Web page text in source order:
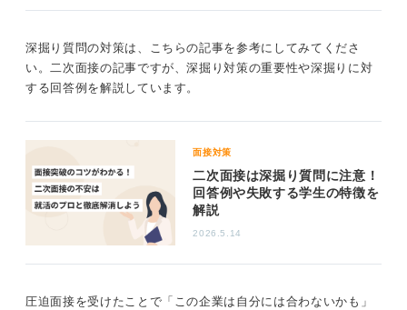
深掘り質問の対策は、こちらの記事を参考にしてみてくださ
い。二次面接の記事ですが、深掘り対策の重要性や深掘りに対
する回答例を解説しています。
面接対策
二次面接は深掘り質問に注意！
回答例や失敗する学生の特徴を
解説
2026.5.14
圧迫面接を受けたことで「この企業は自分には合わないかも」